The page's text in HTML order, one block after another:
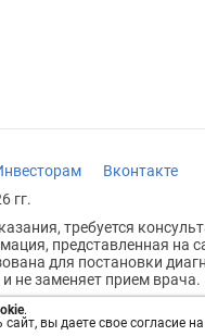
.
вы даете свое согласие на
Вконтакте
гг.
требуется
представленная на
для постановки
не заменяет прием врача.
18+